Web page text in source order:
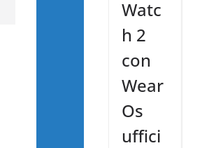
Watc
h 2
con
Wear
Os
uffici